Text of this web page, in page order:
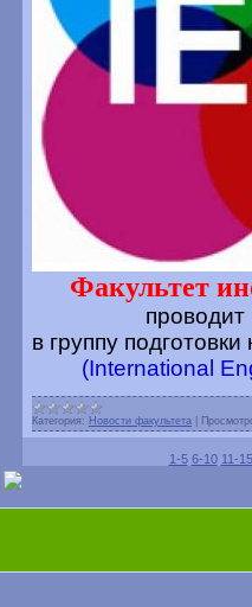
Факультет
проводит
в группу
(International
Категория: Новости факультета
1-5 6-10 11-15